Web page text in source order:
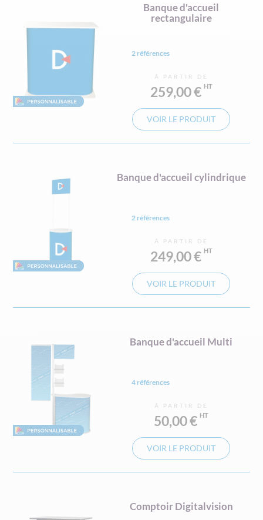
Banque d'accueil
rectangulaire
2 références
À PARTIR DE
259,00 €
VOIR LE PRODUIT
Banque d'accueil cylindrique
2 références
À PARTIR DE
249,00 €
VOIR LE PRODUIT
Banque d'accueil Multi
4 références
À PARTIR DE
50,00 €
VOIR LE PRODUIT
Comptoir Digitalvision